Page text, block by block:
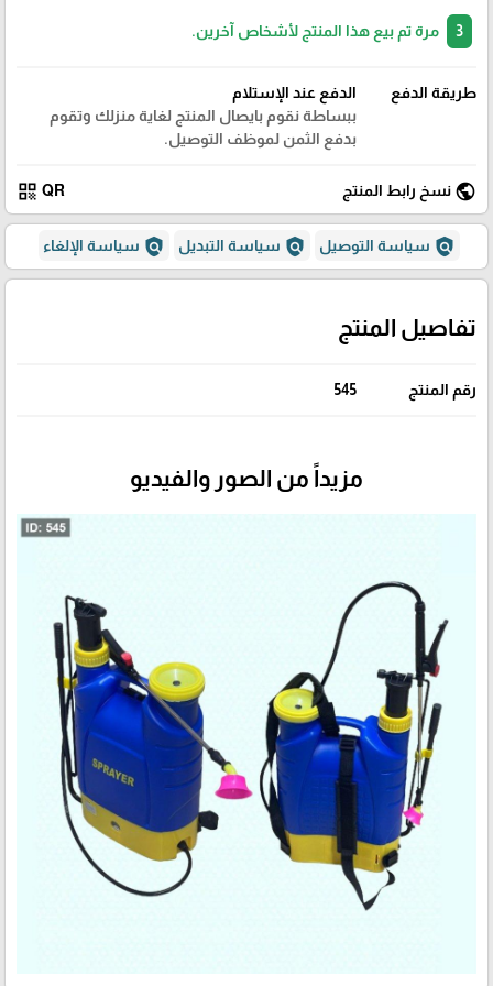
مرة تم بيع هذا المنتج لأشخاص آخرين.
طريقة الدفع
الدفع عند الإستلام
ببساطة نقوم بايصال المنتج لغاية منزلك وتقوم
بدفع الثمن لموظف التوصيل.
public نسخ رابط المنتج QR
qr_code
policy سياسة التوصيل policy سياسة التبديل policy سياسة الإلغاء
تفاصيل المنتج
رقم المنتج 545
مزيداً من الصور والفيديو